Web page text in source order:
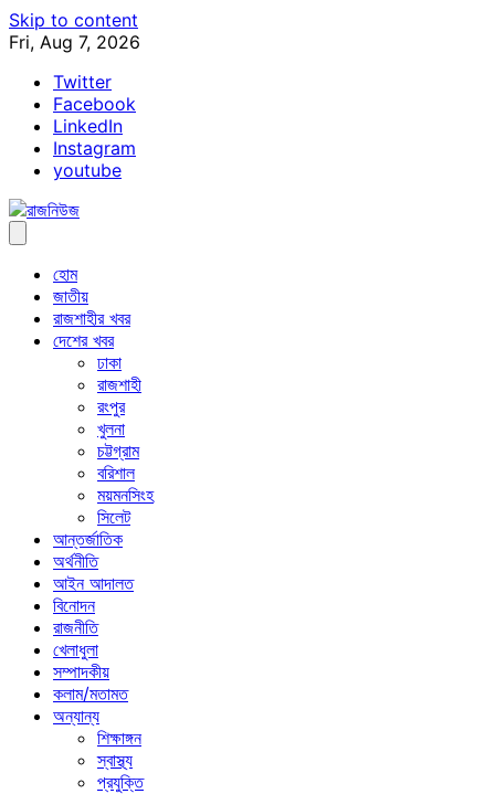
Skip to content
Fri, Aug 7, 2026
Twitter
Facebook
LinkedIn
Instagram
youtube
হোম
জাতীয়
রাজশাহীর খবর
দেশের খবর
ঢাকা
রাজশাহী
রংপুর
খুলনা
চট্টগ্রাম
বরিশাল
ময়মনসিংহ
সিলেট
আন্তর্জাতিক
অর্থনীতি
আইন আদালত
বিনোদন
রাজনীতি
খেলাধুলা
সম্পাদকীয়
কলাম/মতামত
অন্যান্য
শিক্ষাঙ্গন
স্বাস্থ্য
প্রযুক্তি